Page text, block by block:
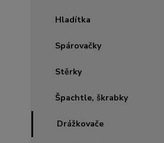
Hladítka
Spárovačky
Stěrky
Špachtle, škrabky
Drážkovače